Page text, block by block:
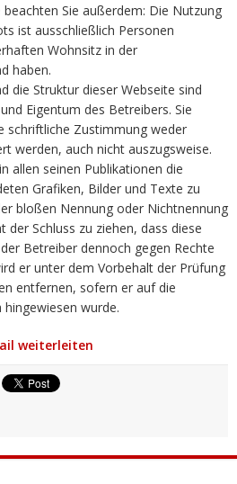
Sie außerdem: Die Nutzung
ist ausschließlich Personen
Wohnsitz in der
haben.
die Struktur dieser Webseite sind
Eigentum des Betreibers. Sie
schriftliche Zustimmung weder
werden, auch nicht auszugsweise.
allen seinen Publikationen die
Grafiken, Bilder und Texte zu
bloßen Nennung oder Nichtnennung
Schluss zu ziehen, dass diese
Betreiber dennoch gegen Rechte
er unter dem Vorbehalt der Prüfung
entfernen, sofern er auf die
wurde.
weiterleiten